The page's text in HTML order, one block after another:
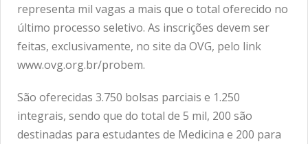
representa mil vagas a mais que o total oferecido no
último processo seletivo. As inscrições devem ser
feitas, exclusivamente, no site da OVG, pelo link
www.ovg.org.br/probem.
São oferecidas 3.750 bolsas parciais e 1.250
integrais, sendo que do total de 5 mil, 200 são
destinadas para estudantes de Medicina e 200 para